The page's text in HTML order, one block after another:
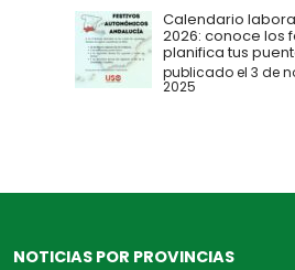
Calendario
2026: conoce los
planifica tus
publicado el 3 de
2025
NOTICIAS POR PROVINCIAS